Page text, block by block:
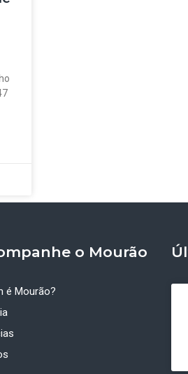
o Mourão
é Mourão?